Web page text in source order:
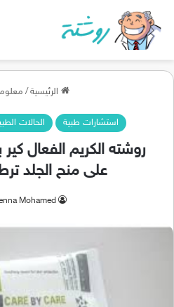
الرئيسية /
استشارات طبية الحالات
روشته الكريم الفعال
على منح الجلد
Mohamed